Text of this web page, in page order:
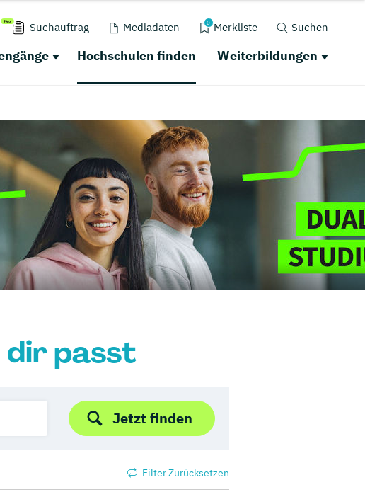
Suchauftrag Mediadaten 0 Merkliste Suchen
Hochschulen finden Weiterbildungen
dir passt
Jetzt finden
Filter Zurücksetzen